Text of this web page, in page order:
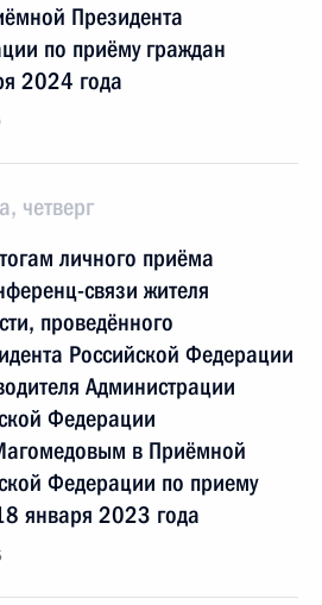
Президента
по приёму граждан
2024 года
четверг
личного приёма
связи жителя
проведённого
Российской Федерации
Администрации
Федерации
в Приёмной
Федерации по приему
января 2023 года